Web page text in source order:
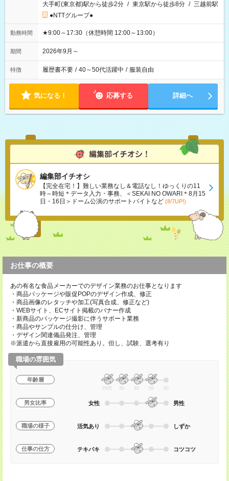
大手町(東京都)駅から徒歩2分 / 東京駅から徒歩8分 / 三越前駅
●NTTグループ●
勤務時間 ★9:00～17:30（休憩時間 12:00～13:00）
期間 2026年9月～
特徴 履歴書不要 / 40～50代活躍中 / 服装自由
気になる！ 応募する 詳細へ
編集部イチオシ
【完全在宅！】難しい業務なし＆電話なし！ゆっくりの11
時～時短＊データ入力・事務、＜SEKAI NO OWARI＊8月15
日・16日＞ドーム公演のサポートバイトなど (8/7UP!)
お仕事の概要
あの有名な食品メーカーでのデザイン業務のお仕事となります
・商品パッケージや販促POPのデザイン作成、修正
・商品画像のレタッチや加工(写真合成、修正など)
・WEBサイト、ECサイト掲載のバナー作成
・新商品のパッケージ撮影に伴うサポート業務
・商品やサンプルの仕分け、管理
・デザイン関連備品発注、管理
※派遣から直接雇用の可能性あり。但し、試験、選考有り
職場の雰囲気
年齢層
20代 30 40 50 60
男女比率 女性 男性
職場の様子 活気あり しずか
仕事の仕方 テキパキ コツコツ